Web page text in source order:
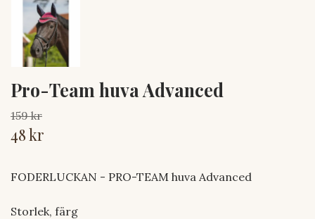
Pro-Team huva Advanced
159 kr
48 kr
FODERLUCKAN - PRO-TEAM huva Advanced
Storlek, färg